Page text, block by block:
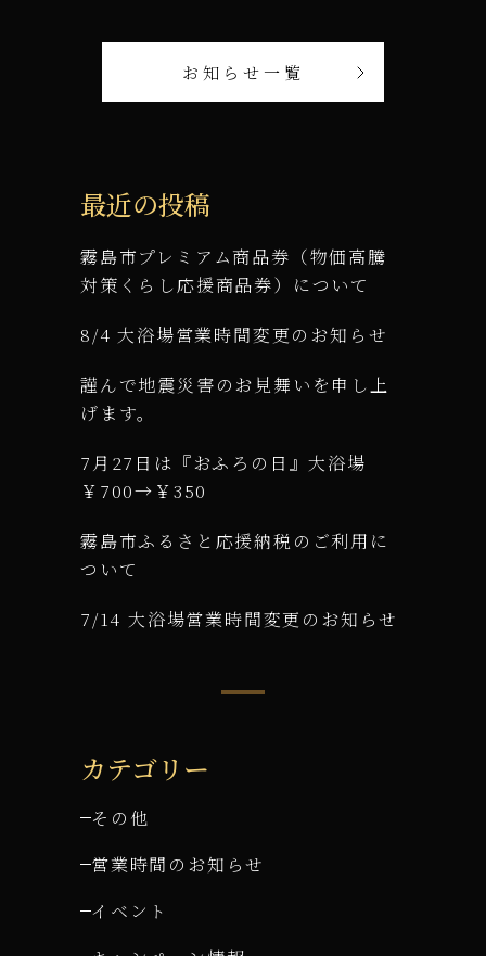
お知らせ一覧
最近の投稿
霧島市プレミアム商品券（物価高騰
対策くらし応援商品券）について
8/4 大浴場営業時間変更のお知らせ
謹んで地震災害のお見舞いを申し上
げます。
7月27日は『おふろの日』大浴場
￥700→￥350
霧島市ふるさと応援納税のご利用に
ついて
7/14 大浴場営業時間変更のお知らせ
カテゴリー
その他
営業時間のお知らせ
イベント